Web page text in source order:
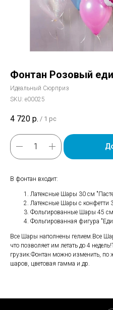
Фонтан Розовый
Идеальный Сюрприз
SKU: е00025
4 720 р. / 1 pc
В фонтан входит:
Латексные Шары 30 см
Латексные Шары с конфетти
Фольгированные Шары 45 см
Фольгированная фигура
Все Шары наполнены гелием.Все
что позволяет им летать до 4
грузик.Фонтан можно изменить, по
шаров, цветовая гамма и др.